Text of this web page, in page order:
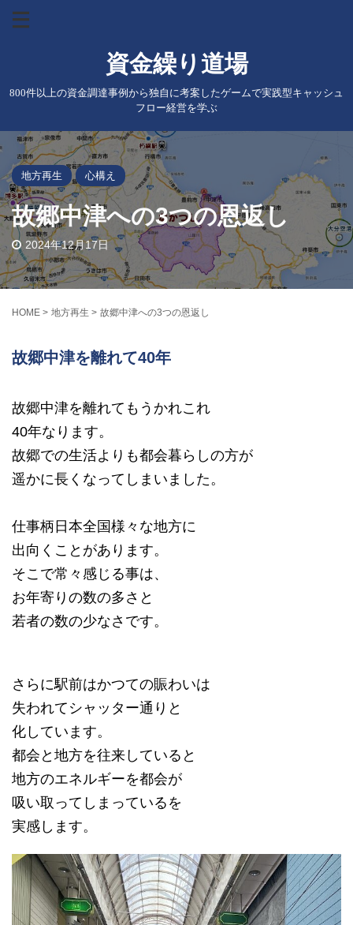
資金繰り道場
800件以上の資金調達事例から独自に考案したゲームで実践型キャッシュ
フロー経営を学ぶ
地方再生 心構え
故郷中津への3つの恩返し
2024年12月17日
HOME > 地方再生 > 故郷中津への3つの恩返し
故郷中津を離れて40年
故郷中津を離れてもうかれこれ
40年なります。
故郷での生活よりも都会暮らしの方が
遥かに長くなってしまいました。
仕事柄日本全国様々な地方に
出向くことがあります。
そこで常々感じる事は、
お年寄りの数の多さと
若者の数の少なさです。
さらに駅前はかつての賑わいは
失われてシャッター通りと
化しています。
都会と地方を往来していると
地方のエネルギーを都会が
吸い取ってしまっているを
実感します。